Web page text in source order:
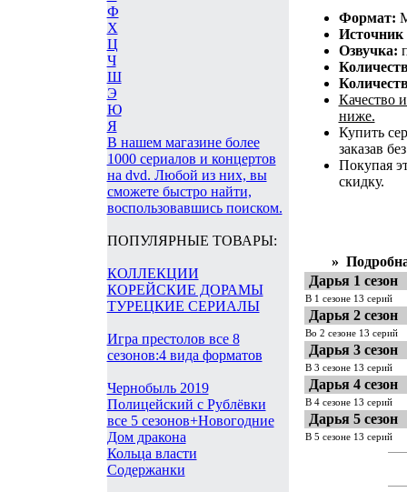
Ф
Х
Ц
Ч
Ш
Э
Ю
Я
В нашем магазине более
1000 сериалов и концертов
на dvd. Любой из них, вы
сможете быстро найти,
воспользовавшись поиском.
ПОПУЛЯРНЫЕ ТОВАРЫ:
КОЛЛЕКЦИИ
КОРЕЙСКИЕ ДОРАМЫ
ТУРЕЦКИЕ СЕРИАЛЫ
Игра престолов все 8
сезонов:4 вида форматов
Чернобыль 2019
Полицейский с Рублёвки
все 5 сезонов+Новогодние
Дом дракона
Кольца власти
Содержанки
Формат:
Источник
Озвучка:
Качество
ниже.
Купить
заказав
Покупая
скидку.
»
Дарья 1 сезон
В 1 сезоне 13 серий
Дарья 2 сезон
Во 2 сезоне 13 серий
Дарья 3 сезон
В 3 сезоне 13 серий
Дарья 4 сезон
В 4 сезоне 13 серий
Дарья 5 сезон
В 5 сезоне 13 серий